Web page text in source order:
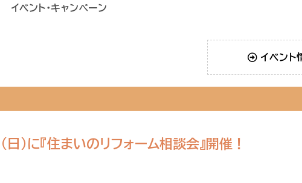
イベント・キャンペーン
イベント
)に『住まいのリフォーム相談会』開催！